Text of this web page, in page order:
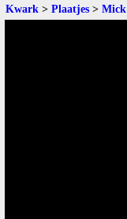
Kwark > Plaatjes > Mick